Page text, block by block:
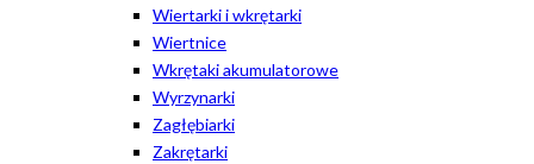
Wiertarki i wkrętarki
Wiertnice
Wkrętaki akumulatorowe
Wyrzynarki
Zagłębiarki
Zakrętarki